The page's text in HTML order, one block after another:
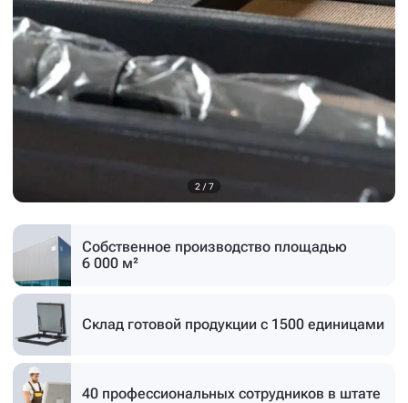
3 / 7
Собственное производство площадью
6 000 м²
Склад готовой продукции с 1500 единицами
40 профессиональных сотрудников в штате